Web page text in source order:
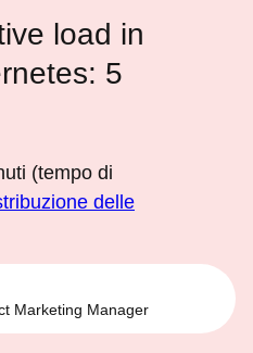
load in
5
(tempo di
delle
Marketing Manager